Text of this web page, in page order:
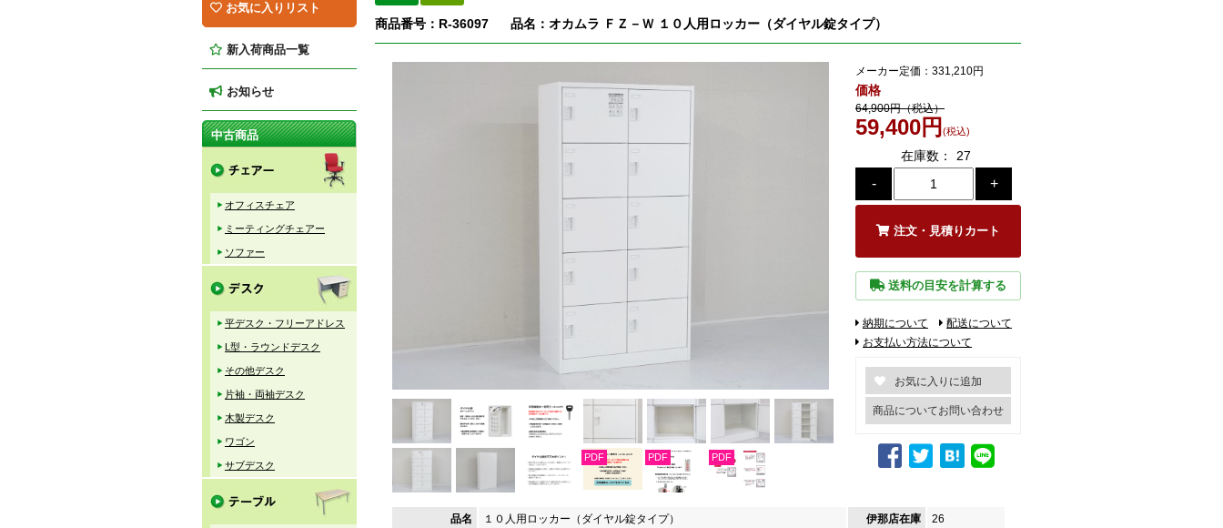
商品番号：R-36097 品名：オカムラ ＦＺ－Ｗ １０人用ロッカー（ダイヤル錠タイプ）
PDF PDF PDF
メーカー定価： 331,210円
価格
64,900円（税込）
59,400円 (税込)
在庫数： 27
注文・見積りカート
送料の目安を計算する
納期について
配送について
お支払い方法について
商品についてお問い合わせ
品名 １０人用ロッカー（ダイヤル錠タイプ） 伊那店在庫 26
お気に入りリスト
新入荷商品一覧
お知らせ
中古商品
オフィスチェア
ミーティングチェアー
ソファー
平デスク・フリーアドレス
L型・ラウンドデスク
その他デスク
片袖・両袖デスク
木製デスク
ワゴン
サブデスク